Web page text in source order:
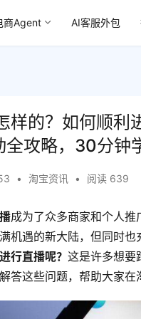
商Agent AI客服外包
样的？如何顺利
攻略，30分钟
• 淘宝资讯 • 阅读 639
成为了众多商家和个人
机遇的新大陆，但同时
行直播呢？这是许多想要
答这些问题，帮助大家在